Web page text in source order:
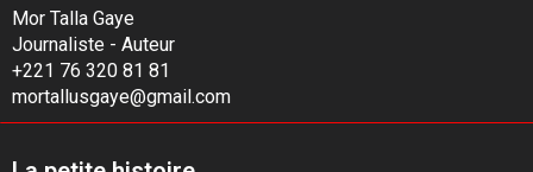
Mor Talla Gaye
Journaliste - Auteur
+221 76 320 81 81
mortallusgaye@gmail.com